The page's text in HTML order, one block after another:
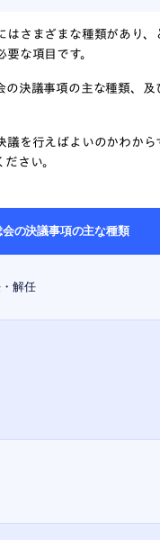
はさまざまな種類があり、
な項目です。
の決議事項の主な種類、及
議を行えばよいのかわから
さい。
会の決議事項の主な種類
解任